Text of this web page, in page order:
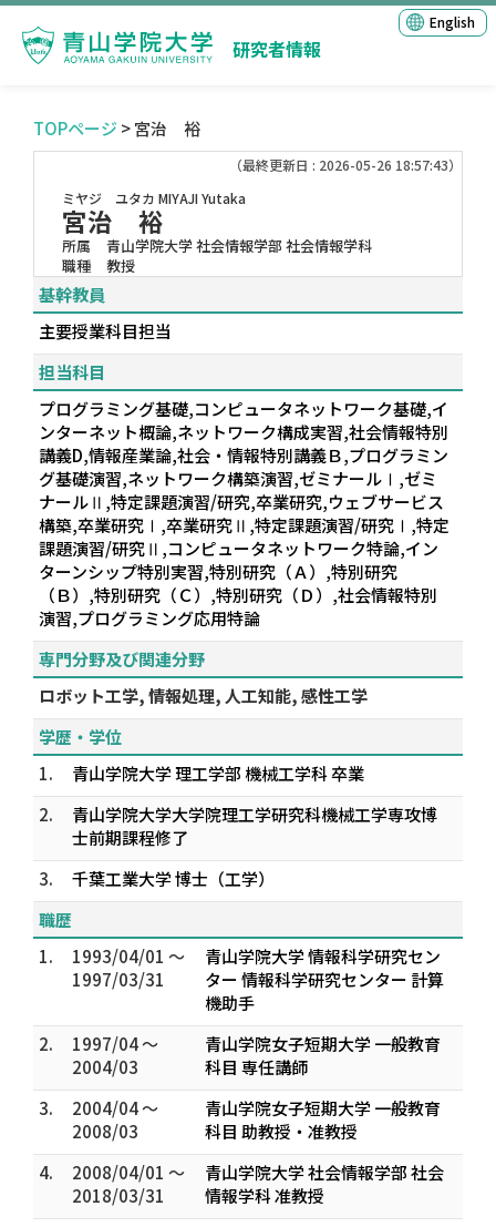
研究者情報
English
TOPページ > 宮治 裕
（最終更新日 : 2026-05-26 18:57:43）
ミヤジ ユタカ MIYAJI Yutaka
宮治 裕
所属
青山学院大学 社会情報学部 社会情報学科
職種
教授
基幹教員
主要授業科目担当
担当科目
プログラミング基礎,コンピュータネットワーク基礎,イ
ンターネット概論,ネットワーク構成実習,社会情報特別
講義D,情報産業論,社会・情報特別講義Ｂ,プログラミン
グ基礎演習,ネットワーク構築演習,ゼミナールⅠ,ゼミ
ナールⅡ,特定課題演習/研究,卒業研究,ウェブサービス
構築,卒業研究Ⅰ,卒業研究Ⅱ,特定課題演習/研究Ⅰ,特定
課題演習/研究Ⅱ,コンピュータネットワーク特論,イン
ターンシップ特別実習,特別研究（Ａ）,特別研究
（Ｂ）,特別研究（Ｃ）,特別研究（Ｄ）,社会情報特別
演習,プログラミング応用特論
専門分野及び関連分野
ロボット工学, 情報処理, 人工知能, 感性工学
学歴・学位
1.
青山学院大学 理工学部 機械工学科 卒業
2.
青山学院大学大学院理工学研究科機械工学専攻博
士前期課程修了
3.
千葉工業大学 博士（工学）
職歴
1.
1993/04/01 ～
1997/03/31
青山学院大学 情報科学研究セン
ター 情報科学研究センター 計算
機助手
2.
1997/04 ～
2004/03
青山学院女子短期大学 一般教育
科目 専任講師
3.
2004/04 ～
2008/03
青山学院女子短期大学 一般教育
科目 助教授・准教授
4.
2008/04/01 ～
2018/03/31
青山学院大学 社会情報学部 社会
情報学科 准教授